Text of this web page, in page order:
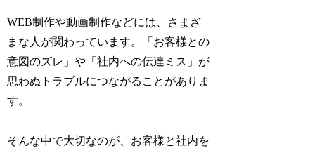
WEB制作や動画制作などには、さまざ
まな人が関わっています。「お客様との
意図のズレ」や「社内への伝達ミス」が
思わぬトラブルにつながることがありま
す。
そんな中で大切なのが、お客様と社内を